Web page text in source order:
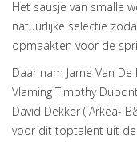
Het sausje van smalle
natuurlijke selectie
opmaakten voor de
Daar nam Jarne Van
Vlaming Timothy
David Dekker ( Arkea-
voor dit toptalent uit